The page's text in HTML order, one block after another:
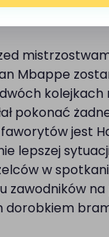
Mbappe
pokonać
jest
lepszej
w
zawodników
dorobkiem